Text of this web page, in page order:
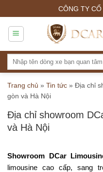
to
content
CÔNG TY
Tìm
kiếm:
Trang chủ » Tin tức » Địa chỉ
gòn và Hà Nội
Địa chỉ showroom
và Hà Nội
Showroom DCar
limousine cao cấp, sang